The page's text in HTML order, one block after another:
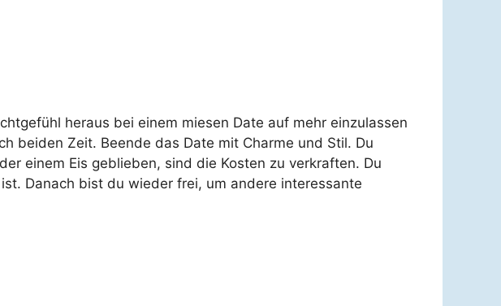
heraus bei einem miesen Date auf mehr einzulassen
beiden Zeit. Beende das Date mit Charme und Stil. Du
einem Eis geblieben, sind die Kosten zu verkraften. Du
Danach bist du wieder frei, um andere interessante